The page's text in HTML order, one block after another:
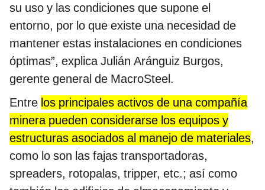
su uso y las condiciones que supone el
entorno, por lo que existe una necesidad de
mantener estas instalaciones en condiciones
óptimas”, explica Julián Aránguiz Burgos,
gerente general de MacroSteel.
Entre los principales activos de una compañía
minera pueden considerarse los equipos y
estructuras asociados al manejo de materiales,
como lo son las fajas transportadoras,
spreaders, rotopalas, tripper, etc.; así como